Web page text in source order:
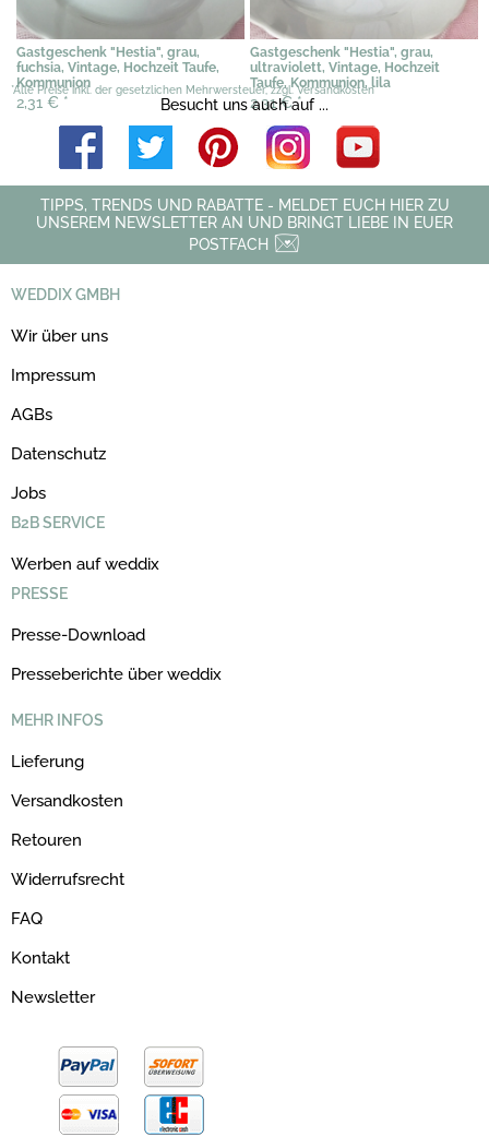
Gastgeschenk "Hestia", grau,
fuchsia, Vintage, Hochzeit Taufe,
Kommunion
2,31 € *
Gastgeschenk "Hestia", grau,
ultraviolett, Vintage, Hochzeit
Taufe, Kommunion, lila
2,31 €*
*Alle Preise inkl. der gesetzlichen Mehrwersteuer, zzgl. Versandkosten
Besucht uns auch auf ...
TIPPS, TRENDS UND RABATTE - MELDET EUCH HIER ZU
UNSEREM NEWSLETTER AN UND BRINGT LIEBE IN EUER
POSTFACH
WEDDIX GMBH
Wir über uns
Impressum
AGBs
Datenschutz
Jobs
B2B SERVICE
Werben auf weddix
PRESSE
Presse-Download
Presseberichte über weddix
MEHR INFOS
Lieferung
Versandkosten
Retouren
Widerrufsrecht
FAQ
Kontakt
Newsletter